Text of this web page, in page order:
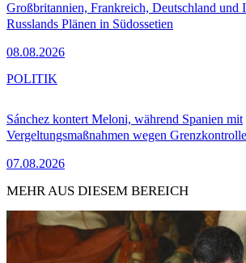
Großbritannien, Frankreich, Deutschland und
Russlands Plänen in Südossetien
08.08.2026
Sánchez kontert Meloni, während Spanien mit
Vergeltungsmaßnahmen wegen
07.08.2026
POLITIK
MEHR AUS DIESEM BEREICH